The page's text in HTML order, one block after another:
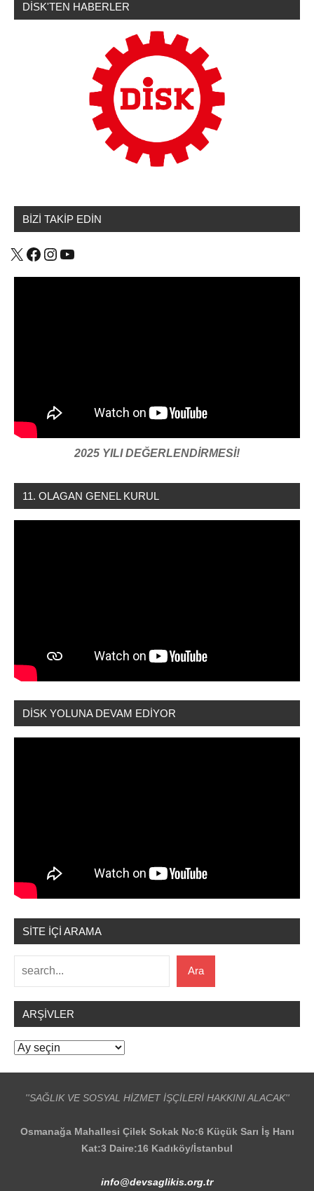
Haberler
DİSK'TEN HABERLER
BİZİ TAKİP EDİN
X Facebook
Instagram
YouTube
2025 YILI DEĞERLENDİRMESİ!
11. OLAGAN GENEL KURUL
DİSK YOLUNA DEVAM EDİYOR
SİTE İÇİ ARAMA
Ara
ARŞIVLER
Arşivler
''SAĞLIK VE SOSYAL HİZMET İŞÇİLERİ HAKKINI ALACAK''
Osmanağa Mahallesi Çilek Sokak No:6 Küçük Sarı İş Hanı
Kat:3 Daire:16 Kadıköy/İstanbul
info@devsaglikis.org.tr